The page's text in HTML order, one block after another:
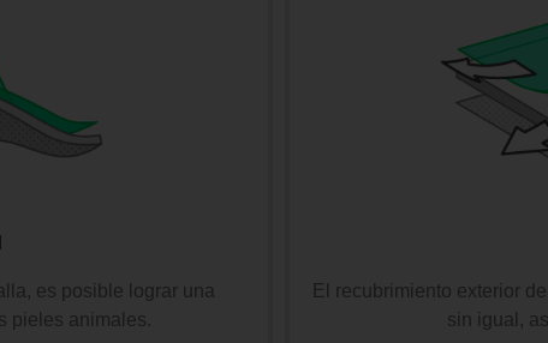
es posible lograr una
pieles animales.
El recubrimiento exterior
sin igual,